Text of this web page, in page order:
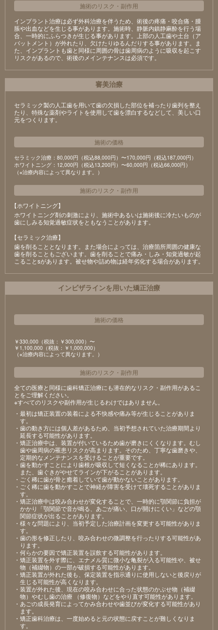
施術のリスク ・ 副作用
インプラント治療は必ず外科治療を伴うため、術後の疼痛・咬合痛・腫
脹や出血などを生じる事があります。施術時、静脈内鎮静麻酔を行う場
合、一時的にふらつきが生じる事があります。上部の人工歯や土台（ア
バットメント）が外れたり、欠けたりゆるんだりする事があります。ま
た、インプラントも歯と同様に周囲の骨は歯周病のように吸収を起こす
リスクがあるので、術後のメインテナンスは必須です。
審美治療
セラミック製の⼈⼯⻭を⽤いて⻭の⽋損した部位を補ったり⻭列を整え
たり、特殊な薬剤やライトを使⽤して⻭を漂⽩するなどして、美しい⼝
元をつくります。
施術の価格
セラミック治療：80,000円（税込88,000円）〜170,000円（税込187,000円）
ホワイトニング：12,000円（税込13,200円）〜60,000円（税込66,000円）
（※治療内容によって異なります。）
施術のリスク ・ 副作用
【ホワイトニング】
ホワイトニング剤の刺激により、施術中あるいは施術後に冷たいものが
⻭にしみる知覚過敏症状をともなうことがあります。
【セラミック治療】
⻭を削ることとなります。また場合によっては、治療箇所周囲の健康な
⻭を削ることもございます。⻭を削ることで痛み・しみ・知覚過敏が起
こることsがあります。被せ物や詰め物は経年劣化する場合があります。
インビザラインを用いた矯正治療
施術の価格
￥330,000（税抜：￥300,000）〜
￥1,100,000（税抜：￥1,000,000）
（※治療内容によって異なります。）
施術のリスク ・ 副作用
全ての医療と同様に歯科矯正治療にも潜在的なリスク・副作用があるこ
とをご理解ください。
※すべてのリスクや副作用が生じるわけではありません。
・最初は矯正装置の装着による不快感や痛み等が生じることがありま
す。
・歯の動き方には個人差があるため、当初予想されていた治療期間より
延長する可能性があります。
・矯正治療中は、装置が付いているため歯が磨きにくくなります。むし
歯や歯周病の罹患リスクが高まります。そのため、丁寧な歯磨きや、
定期的なメンテナンスを受けることが重要です。
・歯を動かすことにより歯根が吸収して短くなることが稀にあります。
また、歯ぐきがやせてラインが下がることがあります。
・ごく稀に歯が骨と癒着していて歯が動かないことがあります。
・ごく稀に歯を動かすことで神経が障害を受けて壊死することがありま
す。
・矯正治療中は咬み合わせが変化することで、一時的に顎関節に負担が
かかり「顎関節で音が鳴る、あごが痛い、口が開けにくい」などの顎
関節症状が出ることがあります。
・様々な問題により、当初予定した治療計画を変更する可能性がありま
す。
・歯の形を修正したり、咬み合わせの微調整を行ったりする可能性があ
ります。
・何らかの要因で矯正装置を誤飲する可能性があります。
・矯正装置を外す際に、エナメル質に微小な亀裂が入る可能性や、被せ
物（補綴物）の一部が破損する可能性があります。
・矯正装置が外れた後も、保定装置を指示通りに使用しないと後戻りが
生じる可能性が高くなります。
・装置が外れた後、現在の咬み合わせに合った状態のかぶせ物（補綴
物）やむし歯の治療 （修復物）などをやり直す可能性があります。
・あごの成長発育によってかみ合わせや歯並びが変化する可能性があり
ます。
・矯正歯科治療は、一度始めると元の状態に戻すことが難しくなりま
す。